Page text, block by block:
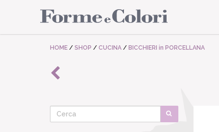
HOME / SHOP / CUCINA / BICCHIERI in PORCELLANA